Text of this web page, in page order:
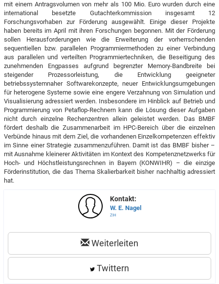
mit einem Antragsvolumen von mehr als 100 Mio. Euro wurden durch eine
international besetzte Gutachterkommission insgesamt 12
Forschungsvorhaben zur Förderung ausgewählt. Einige dieser Projekte
haben bereits im April mit ihren Forschungen begonnen. Mit der Förderung
sollen Herausforderungen wie die Erweiterung der vorherrschenden
sequentiellen bzw. parallelen Programmiermethoden zu einer Verbindung
aus parallelen und verteilten Programmiertechniken, die Beseitigung des
zunehmenden Engpasses aufgrund begrenzter Memory-Bandbreite bei
steigender Prozessorleistung, die Entwicklung geeigneter
betriebssystemnaher Softwarekonzepte, neuer Entwicklungsumgebungen
für heterogene Systeme sowie eine engere Verzahnung von Simulation und
Visualisierung adressiert werden. Insbesondere im Hinblick auf Betrieb und
Programmierung von Petaflop-Rechnern kann die Lösung dieser Aufgaben
nicht durch einzelne Rechenzentren allein geleistet werden. Das BMBF
fördert deshalb die Zusammenarbeit im HPC-Bereich über die einzelnen
Verbünde hinaus mit dem Ziel, die vorhandenen Einzelkompetenzen effektiv
im Sinne einer Strategie zusammenzuführen. Damit ist das BMBF bisher –
mit Ausnahme kleinerer Aktivitäten im Kontext des Kompetenznetzwerks für
Hoch- und Höchstleistungsrechnen in Bayern (KONWIHR) – die einzige
Förderinstitution, die das Thema Skalierbarkeit bisher nachhaltig adressiert
hat.
Kontakt:
W. E. Nagel
ZIH
Weiterleiten
Twittern